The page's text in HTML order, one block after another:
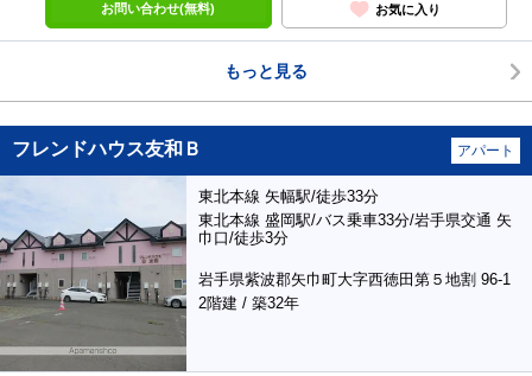
お問い合わせ(無料) お気に入り
もっと見る
フレンドハウス友和Ｂ アパート
東北本線 矢幅駅/徒歩33分
東北本線 盛岡駅/バス乗車33分/岩手県交通 矢
巾口/徒歩3分
岩手県紫波郡矢巾町大字西徳田第５地割 96-1
2階建 / 築32年